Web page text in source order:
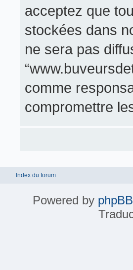
acceptez que
stockées dans
ne sera pas
comme
compromettre
Index du forum
Powered by phpBB